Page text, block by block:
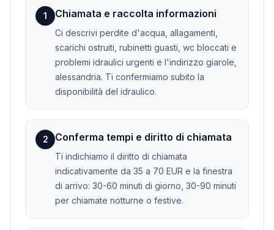
1 Chiamata e raccolta informazioni
Ci descrivi perdite d'acqua, allagamenti,
scarichi ostruiti, rubinetti guasti, wc bloccati e
problemi idraulici urgenti e l'indirizzo giarole,
alessandria. Ti confermiamo subito la
disponibilità del idraulico.
2 Conferma tempi e diritto di chiamata
Ti indichiamo il diritto di chiamata
indicativamente da 35 a 70 EUR e la finestra
di arrivo: 30-60 minuti di giorno, 30-90 minuti
per chiamate notturne o festive.